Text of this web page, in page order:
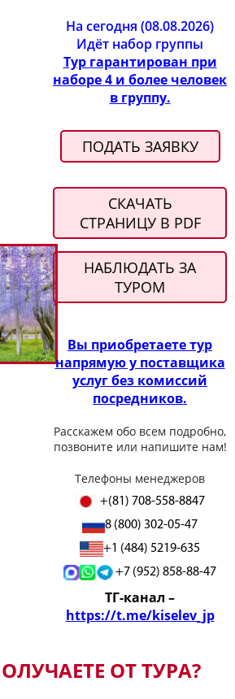
На сегодня (08.08.2026)
Идёт набор группы
Тур гарантирован при
наборе 4 и более человек
в группу.
ПОДАТЬ ЗАЯВКУ
СКАЧАТЬ
СТРАНИЦУ В PDF
НАБЛЮДАТЬ ЗА
ТУРОМ
Вы приобретаете тур
напрямую у поставщика
услуг без комиссий
посредников.
Расскажем обо всем подробно,
позвоните или напишите нам!
Телефоны менеджеров
+(81) 708-558-8847
8 (800) 302-05-47
+1 (484) 5219-635
+7 (952) 858-88-47
ТГ-канал –
https://t.me/kiselev_jp
ОТ ТУРА?